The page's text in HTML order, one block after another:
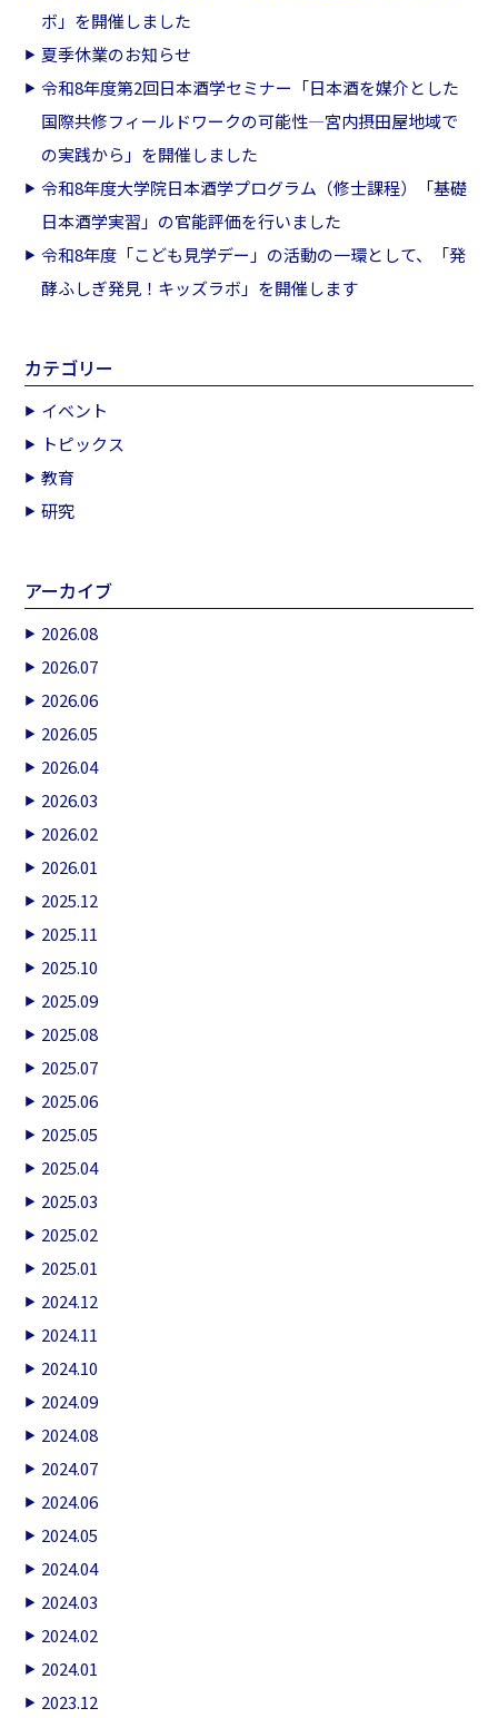
ボ」を開催しました
夏季休業のお知らせ
令和8年度第2回日本酒学セミナー「日本酒を媒介とした
国際共修フィールドワークの可能性―宮内摂田屋地域で
の実践から」を開催しました
令和8年度大学院日本酒学プログラム（修士課程）「基礎
日本酒学実習」の官能評価を行いました
令和8年度「こども見学デー」の活動の一環として、「発
酵ふしぎ発見！キッズラボ」を開催します
カテゴリー
イベント
トピックス
教育
研究
アーカイブ
2026.08
2026.07
2026.06
2026.05
2026.04
2026.03
2026.02
2026.01
2025.12
2025.11
2025.10
2025.09
2025.08
2025.07
2025.06
2025.05
2025.04
2025.03
2025.02
2025.01
2024.12
2024.11
2024.10
2024.09
2024.08
2024.07
2024.06
2024.05
2024.04
2024.03
2024.02
2024.01
2023.12